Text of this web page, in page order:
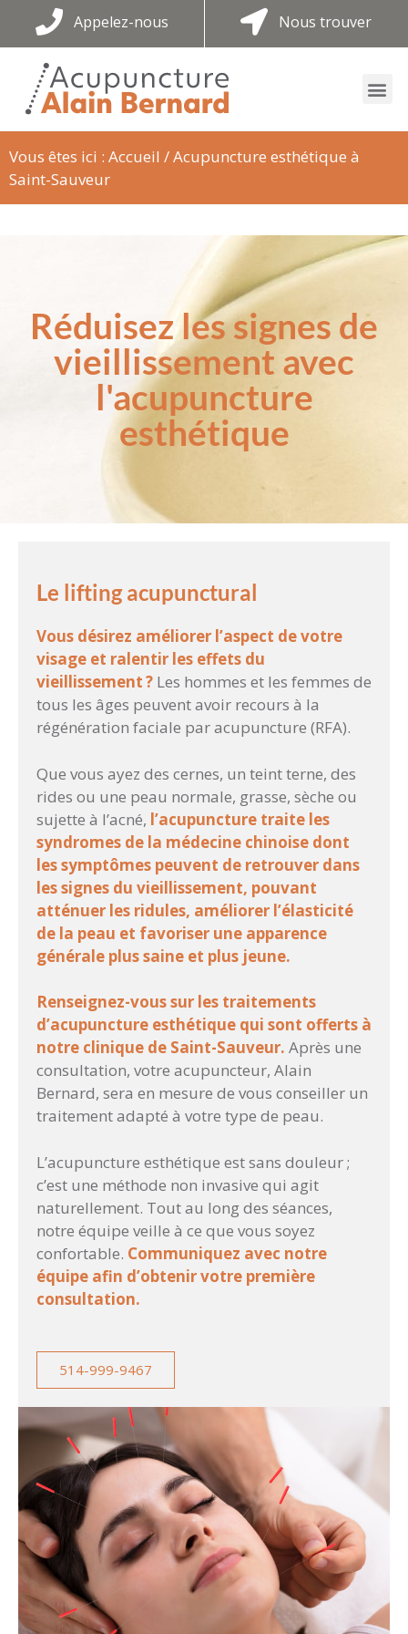
Appelez-nous Nous trouver
Vous êtes ici : Accueil /Acupuncture esthétique à
Saint-Sauveur
Réduisez les signes de
vieillissement avec
l'acupuncture
esthétique
Le lifting acupunctural
Vous désirez améliorer l’aspect de votre
visage et ralentir les effets du
vieillissement ? Les hommes et les femmes de
tous les âges peuvent avoir recours à la
régénération faciale par acupuncture (RFA).
Que vous ayez des cernes, un teint terne, des
rides ou une peau normale, grasse, sèche ou
sujette à l’acné, l’acupuncture traite les
syndromes de la médecine chinoise dont
les symptômes peuvent de retrouver dans
les signes du vieillissement, pouvant
atténuer les ridules, améliorer l’élasticité
de la peau et favoriser une apparence
générale plus saine et plus jeune.
Renseignez-vous sur les traitements
d’acupuncture esthétique qui sont offerts à
notre clinique de Saint-Sauveur. Après une
consultation, votre acupuncteur, Alain
Bernard, sera en mesure de vous conseiller un
traitement adapté à votre type de peau.
L’acupuncture esthétique est sans douleur ;
c’est une méthode non invasive qui agit
naturellement. Tout au long des séances,
notre équipe veille à ce que vous soyez
confortable. Communiquez avec notre
équipe afin d’obtenir votre première
consultation.
514-999-9467